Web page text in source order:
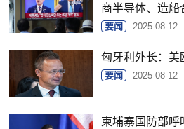
商半导体、造船
要闻 2025-08-12
匈牙利外长：美
要闻 2025-08-12
柬埔寨国防部呼